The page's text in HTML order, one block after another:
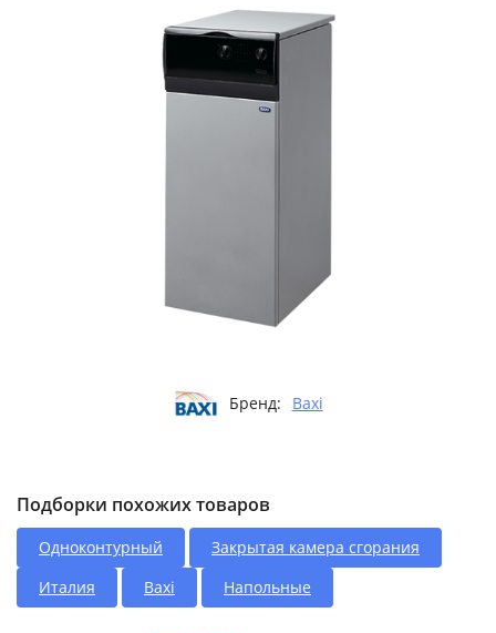
Бренд: Baxi
Подборки похожих товаров
Одноконтурный
Закрытая камера сгорания
Италия
Baxi Напольные